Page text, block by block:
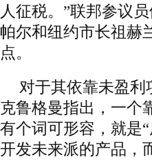
人征税。”联邦参议
帕尔和纽约市长祖赫
点。
对于其依靠未盈
克鲁格曼指出，一个
有个词可形容，就是
开发未来派的产品，